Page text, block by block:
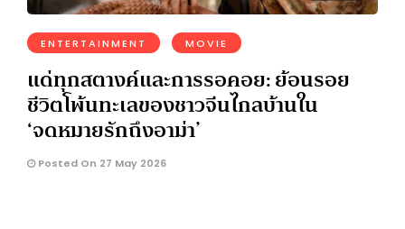
ENTERTAINMENT MOVIE
แด่ทุกสตางค์และการรอคอย: ย้อนรอย
ชีวิตโพ้นทะเลของชาวจีนไกลบ้านใน
‘จดหมายรักถึงอาม่า’
Posted On 27 May 2026